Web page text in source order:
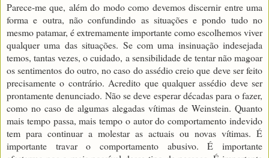
Parece-me que, além do modo como devemos discernir entre uma
forma e outra, não confundindo as situações e pondo tudo no
mesmo patamar, é extremamente importante como escolhemos viver
qualquer uma das situações. Se com uma insinuação indesejada
temos, tantas vezes, o cuidado, a sensibilidade de tentar não magoar
os sentimentos do outro, no caso do assédio creio que deve ser feito
precisamente o contrário. Acredito que qualquer assédio deve ser
prontamente denunciado. Não se deve esperar décadas para o fazer,
como no caso de algumas alegadas vítimas de Weinstein. Quanto
mais tempo passa, mais tempo o autor do comportamento indevido
tem para continuar a molestar as actuais ou novas vítimas. É
importante travar o comportamento abusivo. É importante